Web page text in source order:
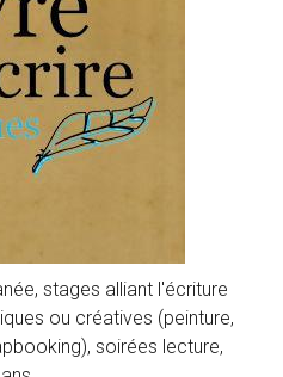
stages alliant l'écriture
ou créatives (peinture,
soirées lecture,